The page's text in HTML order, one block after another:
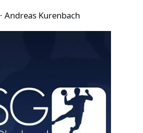
· Andreas Kurenbach